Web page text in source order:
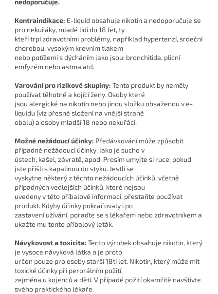
nedoporučuje.
Kontraindikace: E-liquid obsahuje nikotin a nedoporučuje se
pro nekuřáky, mladé lidi do 18 let, ty
kteří trpí zdravotními problémy, například hypertenzí, srdeční
chorobou, vysokým krevním tlakem
nebo potížemi s dýcháním jako jsou: bronchitida, plicní
emfyzém nebo astma atd.
Varování pro rizikové skupiny: Tento produkt by neměly
používat těhotné a kojící ženy. Osoby které
jsou alergické na nikotin nebo jinou složku obsaženou v e-
liquidu (viz přesné složení na vnější straně
obalu) a osoby mladší 18 nebo nekuřáci.
Možné nežádoucí účinky: Předávkování může způsobit
případné nežádoucí účinky, jako je sucho v
ústech, kašel, závratě, apod. Prosím umyjte si ruce, pokud
jste přišli s kapalinou do styku. Jestli se
vyskytne některý z těchto nežádoucích účinků, včetně
případných vedlejších účinků, které nejsou
uvedeny v této příbalové informaci, přestaňte používat
produkt. Kdyby účinky pokračovaly i po
zastavení užívání, poraďte se s lékařem nebo zdravotníkem a
ukažte mu tento příbalový leták.
Návykovost a toxicita: Tento výrobek obsahuje nikotin, který
je vysoce návyková látka a je proto
určen pouze pro osoby starší 18ti let. Nikotin, který může mít
toxické účinky při perorálním požití,
zejména u kojenců a dětí. V případě požití okamžitě navštivte
svého praktického lékaře.